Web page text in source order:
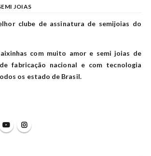
JOIAS
clube de assinatura de semijoias do
com muito amor e semi joias de
fabricação nacional e com tecnologia
os estado de Brasil.